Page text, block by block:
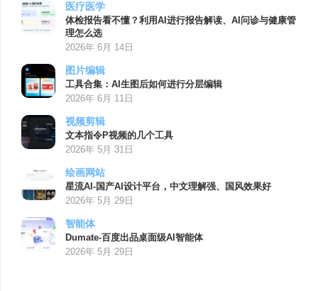
医疗医学
体检报告看不懂？利用AI进行报告解读、AI问诊与健康管
理怎么选
2026年 6月 14日
图片编辑
工具合集：AI生图后如何进行分层编辑
2026年 6月 11日
视频剪辑
文本指令P视频的几个工具
2026年 5月 31日
绘画网站
星流AI-国产AI设计平台，中文理解强、国风效果好
2026年 5月 29日
智能体
Dumate-百度出品桌面级AI智能体
2026年 5月 29日